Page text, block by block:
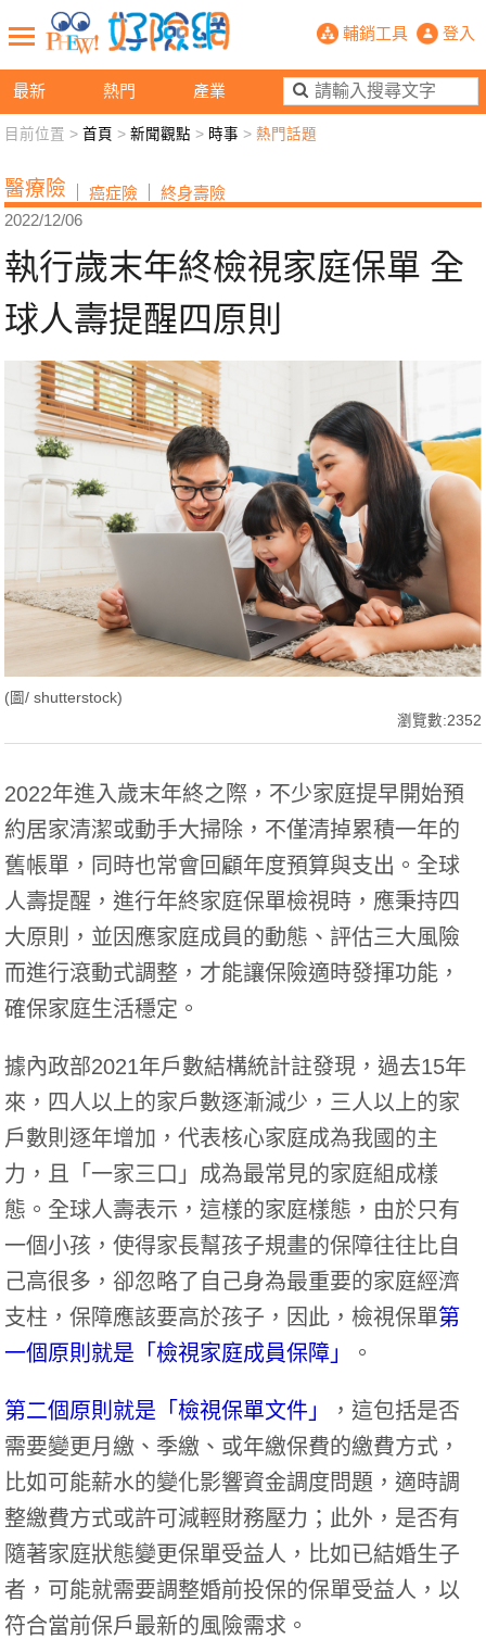
最新 熱門 產業
執行歲末年終檢視家庭保單 全球
輔銷工具 登入
新聞觀點 業務交流 好險懂生活
退休先準備 好險學堂 輔銷工具 活動專區
目前位置 >首頁 >新聞觀點 > 時事 >熱門話題
醫療險 癌症險 終身壽險
2022/12/06
執行歲末年終檢視家庭保單 全
球人壽提醒四原則
(圖/ shutterstock)
瀏覽數:2352
2022年進入歲末年終之際，不少家庭提早開始預
約居家清潔或動手大掃除，不僅清掉累積一年的
舊帳單，同時也常會回顧年度預算與支出。全球
人壽提醒，進行年終家庭保單檢視時，應秉持四
大原則，並因應家庭成員的動態、評估三大風險
而進行滾動式調整，才能讓保險適時發揮功能，
確保家庭生活穩定。
據內政部2021年戶數結構統計註發現，過去15年
來，四人以上的家戶數逐漸減少，三人以上的家
戶數則逐年增加，代表核心家庭成為我國的主
力，且「一家三口」成為最常見的家庭組成樣
態。全球人壽表示，這樣的家庭樣態，由於只有
一個小孩，使得家長幫孩子規畫的保障往往比自
己高很多，卻忽略了自己身為最重要的家庭經濟
支柱，保障應該要高於孩子，因此，檢視保單第
一個原則就是「檢視家庭成員保障」
。
第二個原則就是「檢視保單文件」
，這包括是否
需要變更月繳、季繳、或年繳保費的繳費方式，
比如可能薪水的變化影響資金調度問題，適時調
整繳費方式或許可減輕財務壓力；此外，是否有
隨著家庭狀態變更保單受益人，比如已結婚生子
者，可能就需要調整婚前投保的保單受益人，以
符合當前保戶最新的風險需求。